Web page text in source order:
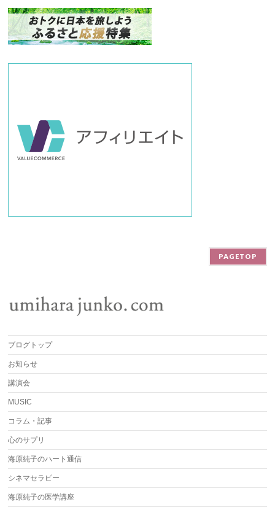
ン
バ
ー
PAGETOP
ブログトップ
お知らせ
講演会
MUSIC
コラム・記事
心のサプリ
海原純子のハート通信
シネマセラピー
海原純子の医学講座